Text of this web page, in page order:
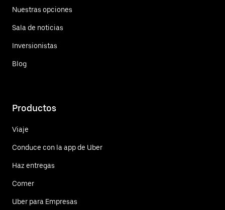
Nuestras opciones
Sala de noticias
Inversionistas
Blog
Productos
Viaje
Conduce con la app de Uber
Haz entregas
Comer
Uber para Empresas